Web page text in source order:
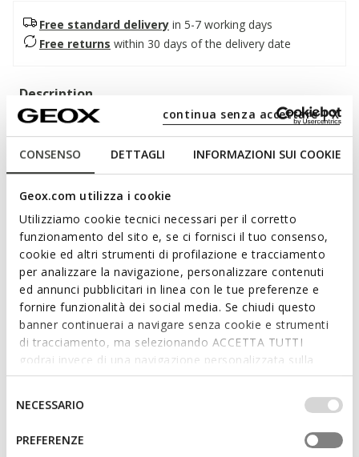
CONSENSO DETTAGLI INFORMAZIONI SUI COOKIE
Geox.com utilizza i cookie
Utilizziamo cookie tecnici necessari per il corretto
funzionamento del sito e, se ci fornisci il tuo consenso,
cookie ed altri strumenti di profilazione e tracciamento
per analizzare la navigazione, personalizzare contenuti
ed annunci pubblicitari in linea con le tue preferenze e
fornire funzionalità dei social media. Se chiudi questo
banner continuerai a navigare senza cookie e strumenti
di tracciamento, ma selezionando ACCETTA TUTTI
godrai invece di una navigazione personalizzata sulla
base dei tuoi gusti ed interessi. Selezionando
IMPOSTAZIONI potrai anche scegliere quali cookies ed
altri strumenti di tracciamento autorizzare. Per maggiori
informazioni o per modificare in qualsiasi momento le
tue impostazioni, visita la nostra
consenso
NECESSARIO
PREFERENZE
continua senza accettare | X
Free standard delivery in 5-7 working days
Free returns within 30 days of the delivery date
Description
A super-cushioned and breathable men's shoe, an authentic
blend of elegance and uncompromising comfort. In this
classic black version, it features a soft smooth leather upper
with a contemporary design. Walk Pleasure B is suitable for
both special occasions and business looks.
ITEM CODE:
U657KB00043C9999
Features
Enhanced cushioning effect based on the Zero Shock
System
Lace fastening
Materials
Technologies